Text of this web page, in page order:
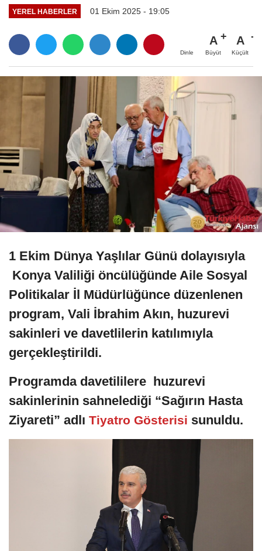
YEREL HABERLER 01 Ekim 2025 - 19:05
Dinle
A
Büyüt
A
Küçült
1 Ekim Dünya Yaşlılar Günü dolayısıyla
Konya Valiliği öncülüğünde Aile Sosyal
Politikalar İl Müdürlüğünce düzenlenen
program, Vali İbrahim Akın, huzurevi
sakinleri ve davetlilerin katılımıyla
gerçekleştirildi.
Programda davetililere huzurevi
sakinlerinin sahnelediği “Sağırın Hasta
Ziyareti” adlı Tiyatro Gösterisi sunuldu.